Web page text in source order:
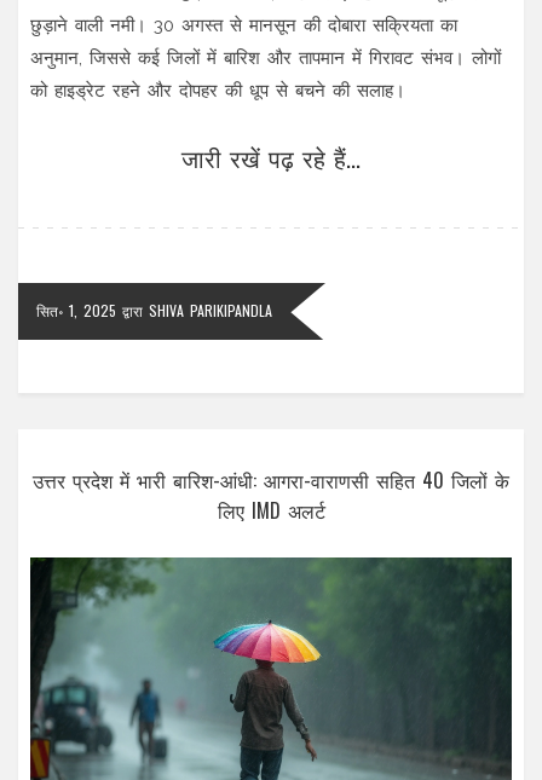
छुड़ाने वाली नमी। 30 अगस्त से मानसून की दोबारा सक्रियता का
अनुमान, जिससे कई जिलों में बारिश और तापमान में गिरावट संभव। लोगों
को हाइड्रेट रहने और दोपहर की धूप से बचने की सलाह।
जारी रखें पढ़ रहे हैं...
सित॰ 1, 2025 द्वारा SHIVA PARIKIPANDLA
उत्तर प्रदेश में भारी बारिश-आंधी: आगरा-वाराणसी सहित 40 जिलों के
लिए IMD अलर्ट